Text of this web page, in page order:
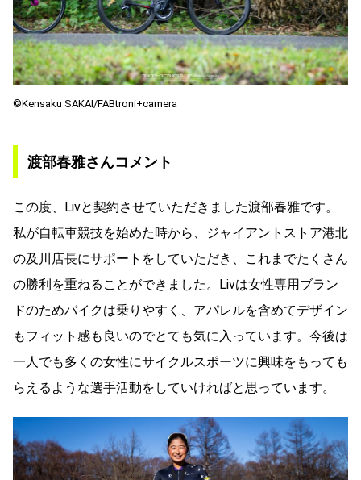
©Kensaku SAKAI/FABtroni+camera
渡部春雅さんコメント
この度、Livと契約させていただきました渡部春雅です。
私が自転車競技を始めた時から、ジャイアントストア港北
の及川店長にサポートをしていただき、これまでたくさん
の勝利を重ねることができました。Livは女性専用ブラン
ドのためバイクは乗りやすく、アパレルを含めてデザイン
もフィット感も良いのでとても気に入っています。今後は
一人でも多くの女性にサイクルスポーツに興味をもっても
らえるような選手活動をしていければと思っています。